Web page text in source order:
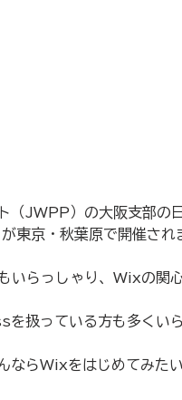
（JWPP）の大阪支部の
東京・秋葉原で開催され
いらっしゃり、Wixの関
扱っている方も多くいら
ならWixをはじめてみたい